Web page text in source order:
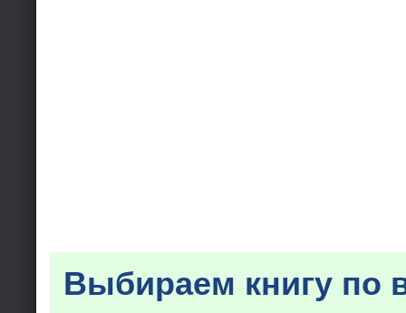
Выбираем книгу по